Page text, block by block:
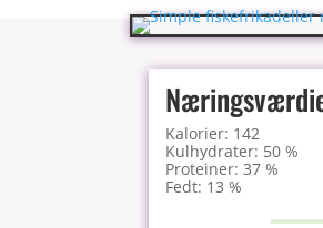
Kalorier: 142
Kulhydrater: 50 %
Proteiner: 37 %
Fedt: 13 %